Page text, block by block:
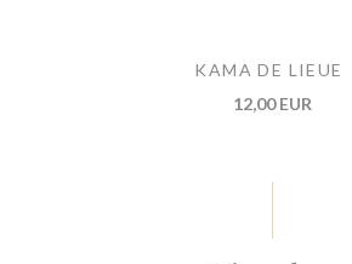
KAMA DE LIEUE
12,00 EUR